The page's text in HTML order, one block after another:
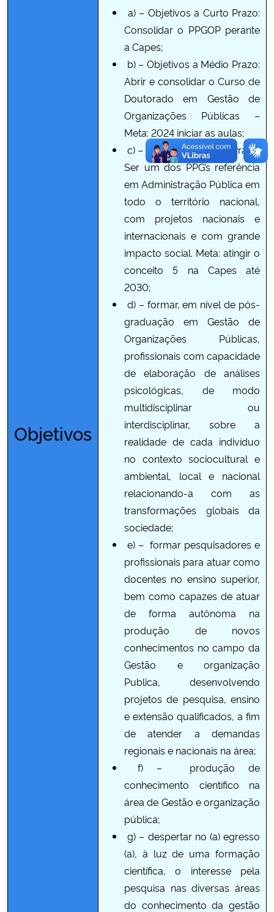
Objetivos
a) – Objetivos a Curto Prazo:
Consolidar o PPGOP perante
a Capes;
b) – Objetivos a Médio Prazo:
Abrir e consolidar o Curso de
Doutorado em Gestão de
Organizações Públicas –
Meta: 2024 iniciar as aulas;
c) – Objetivos a Longo Prazo:
Ser um dos PPG’s referência
em Administração Pública em
todo o território nacional,
com projetos nacionais e
internacionais e com grande
impacto social. Meta: atingir o
conceito 5 na Capes até
2030;
d) – formar, em nível de pós-
graduação em Gestão de
Organizações Públicas,
profissionais com capacidade
de elaboração de análises
psicológicas, de modo
multidisciplinar ou
interdisciplinar, sobre a
realidade de cada indivíduo
no contexto sociocultural e
ambiental, local e nacional
relacionando-a com as
transformações globais da
sociedade;
e) – formar pesquisadores e
profissionais para atuar como
docentes no ensino superior,
bem como capazes de atuar
de forma autônoma na
produção de novos
conhecimentos no campo da
Gestão e organização
Publica, desenvolvendo
projetos de pesquisa, ensino
e extensão qualificados, a fim
de atender a demandas
regionais e nacionais na área;
f) –
produção de
conhecimento científico na
área de Gestão e organização
pública;
g) – despertar no (a) egresso
(a), à luz de uma formação
científica, o interesse pela
pesquisa nas diversas áreas
do conhecimento da gestão